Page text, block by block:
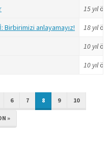
15 yıl
Birbirimizi anlayamayız! 18 yıl
10 yıl
10 yıl
6 7 8 9 10
»